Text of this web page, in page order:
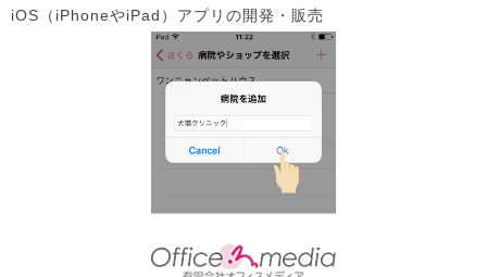
iOS（iPhoneやiPad）アプリの開発・販売